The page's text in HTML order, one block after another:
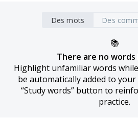
Des mots Des
📚
There are no
Highlight unfamiliar words
be automatically added to
“Study words” button to
practice.